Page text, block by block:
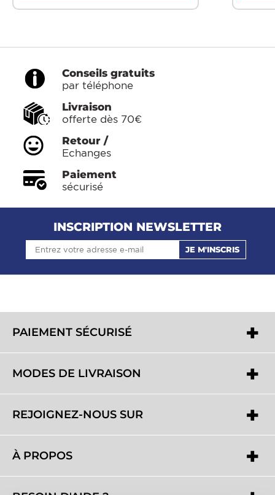
Conseils gratuits
par téléphone
Livraison
offerte dès 70€
Retour /
Echanges
Paiement
sécurisé
INSCRIPTION NEWSLETTER
JE M'INSCRIS
PAIEMENT SÉCURISÉ
MODES DE LIVRAISON
REJOIGNEZ-NOUS SUR
À PROPOS